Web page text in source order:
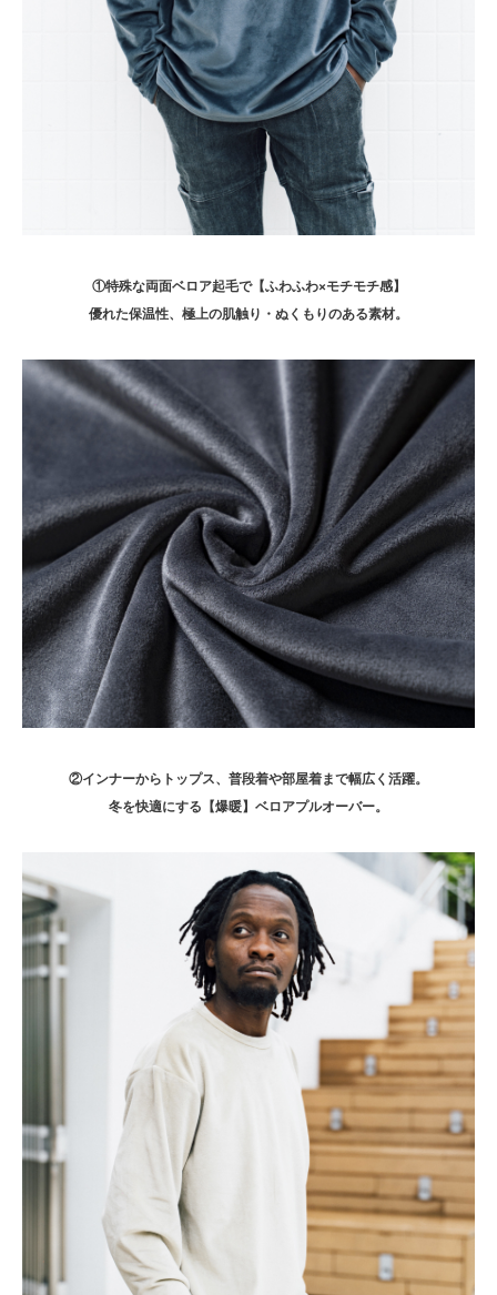
①特殊な両面ベロア起毛で【ふわふわ×モチモチ感】
優れた保温性、極上の肌触り・ぬくもりのある素材。
②インナーからトップス、普段着や部屋着まで幅広く活躍。
冬を快適にする【爆暖】ベロアプルオーバー。